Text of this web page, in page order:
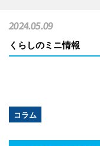
くらしのミニ情報
コラム
2024.05.09